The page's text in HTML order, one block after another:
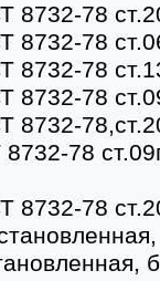
8732-78
8732-78
8732-78
8732-78
8732-
78
8732-78